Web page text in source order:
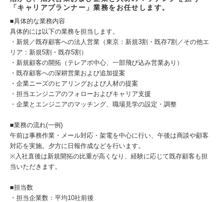
「キャリアプランナー」業務をお任せします。
■具体的な業務内容
具体的には以下の業務を担当します。
・新規／既存顧客への法人営業（東京：新規3割・既存7割／その他エ
リア：新規5割・既存5割）
・新規顧客の開拓（テレアポ中心、一部飛び込み営業あり）
・既存顧客への深耕営業および追加提案
・企業ニーズのヒアリングおよび人材の提案
・担当エンジニアのフォローおよびキャリア支援
・企業とエンジニアのマッチング、職場見学の設定・調整
■業務の流れ(一例)
午前は事務作業・メール対応・架電を中心に行い、午後は商談や顧客
対応を実施。夕方に日報作成などを行います。
※入社直後は新規開拓の比重が高くなり、経験に応じて既存顧客も担
当いただきます。
■担当数
・担当企業数：平均10社前後